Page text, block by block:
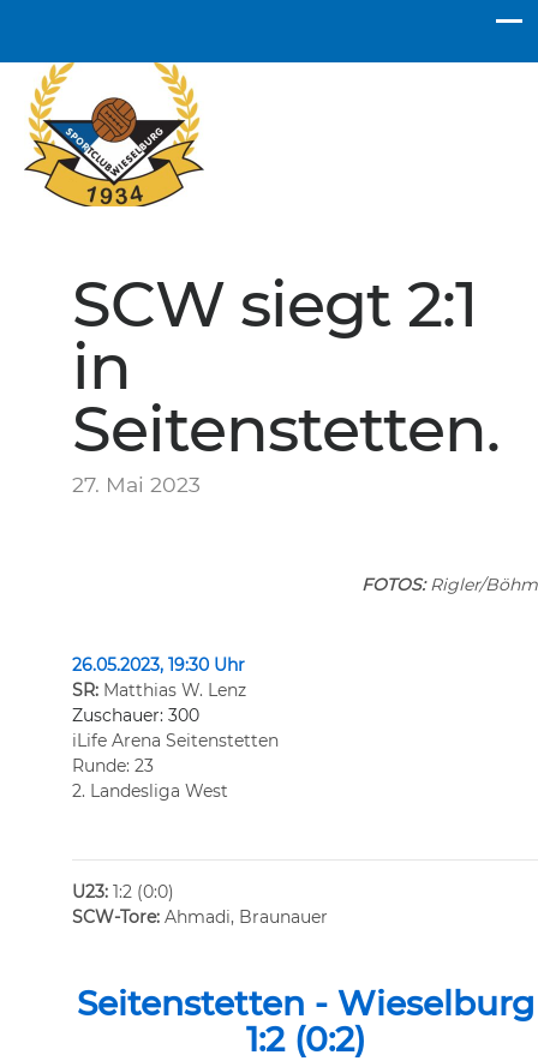
SCW siegt 2:1
in
Seitenstetten.
27. Mai 2023
FOTOS:Rigler/Böhm
26.05.2023, 19:30 Uhr
SR: Matthias W. Lenz
Zuschauer: 300
iLife Arena Seitenstetten
Runde: 23
2. Landesliga West
U23: 1:2 (0:0)
SCW-Tore: Ahmadi, Braunauer
Seitenstetten - Wieselburg
1:2 (0:2)